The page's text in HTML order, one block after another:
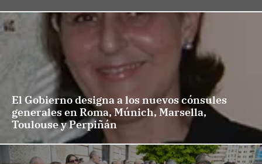
El Gobierno designa a los nuevos cónsules
generales en Roma, Múnich, Marsella,
Toulouse y Perpiñán